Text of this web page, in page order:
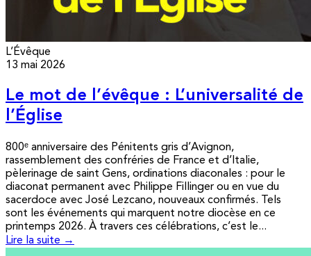
L’Évêque
13 mai 2026
Le mot de l’évêque : L’universalité de
l’Église
800ᵉ anniversaire des Pénitents gris d’Avignon,
rassemblement des confréries de France et d’Italie,
pèlerinage de saint Gens, ordinations diaconales : pour le
diaconat permanent avec Philippe Fillinger ou en vue du
sacerdoce avec José Lezcano, nouveaux confirmés. Tels
sont les événements qui marquent notre diocèse en ce
printemps 2026. À travers ces célébrations, c’est le...
Lire la suite →